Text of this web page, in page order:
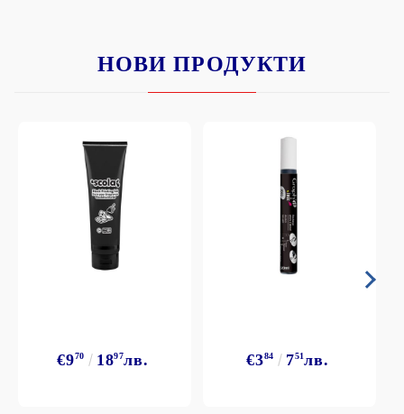
НОВИ ПРОДУКТИ
€970 1897лв. €384 751лв.